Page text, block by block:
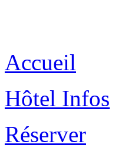
Accueil
Hôtel Infos
Réserver